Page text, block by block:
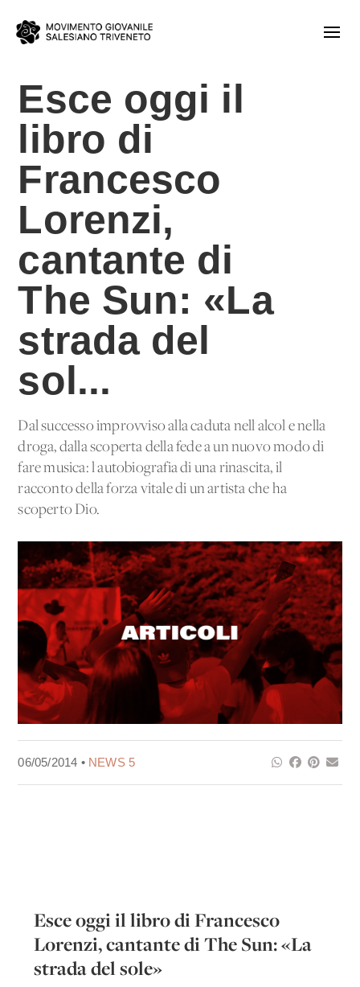
Esce oggi il
libro di
Francesco
Lorenzi,
cantante di
The Sun: «La
strada del
sol...
Dal successo improvviso alla caduta nell'alcol e nella
droga, dalla scoperta della fede a un nuovo modo di
fare musica: l'autobiografia di una rinascita, il
racconto della forza vitale di un artista che ha
scoperto Dio.
06/05/2014 • NEWS 5
Esce oggi il libro di Francesco
Lorenzi, cantante di The Sun: «La
strada del sole»